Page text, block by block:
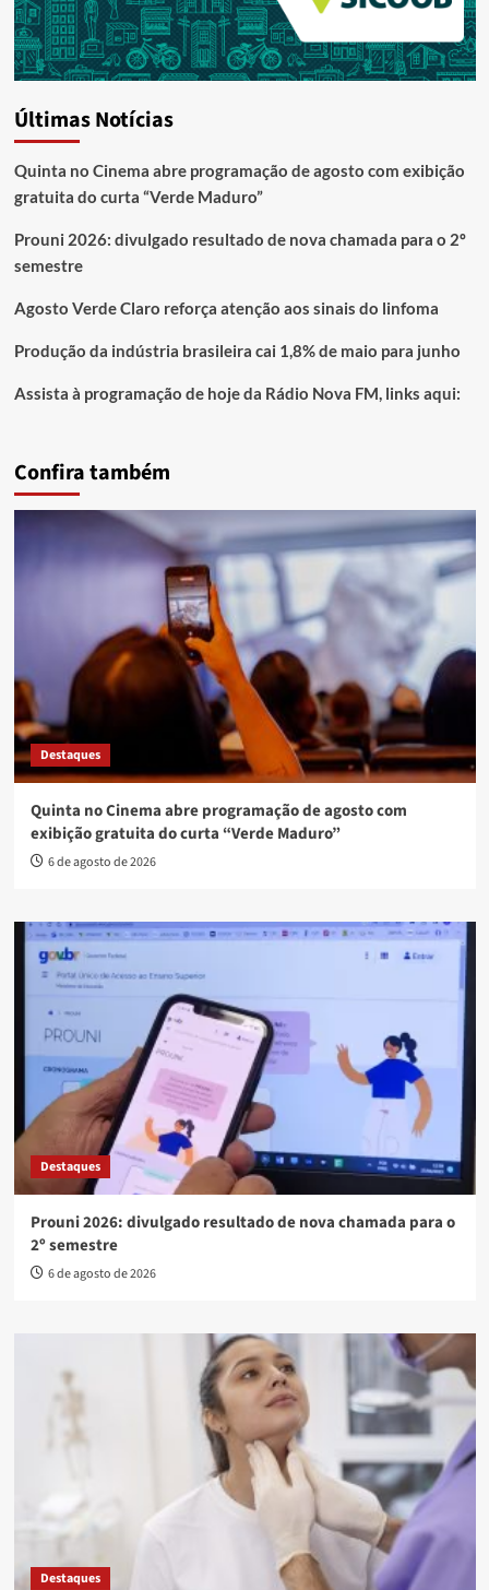
Últimas Notícias
Quinta no Cinema abre programação de agosto com exibição
gratuita do curta “Verde Maduro”
Prouni 2026: divulgado resultado de nova chamada para o 2º
semestre
Agosto Verde Claro reforça atenção aos sinais do linfoma
Produção da indústria brasileira cai 1,8% de maio para junho
Assista à programação de hoje da Rádio Nova FM, links aqui:
Confira também
Destaques
Quinta no Cinema abre programação de agosto com
exibição gratuita do curta “Verde Maduro”
6 de agosto de 2026
Destaques
Prouni 2026: divulgado resultado de nova chamada para o
2º semestre
6 de agosto de 2026
Destaques